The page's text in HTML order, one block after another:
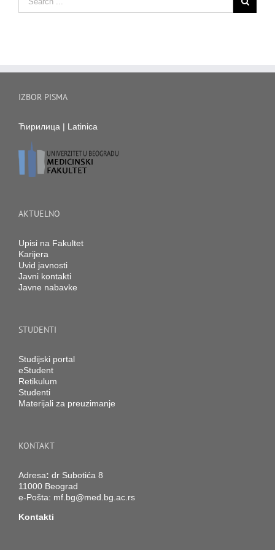
IZBOR PISMA
Ћирилица | Latinica
AKTUELNO
Upisi na Fakultet
Karijera
Uvid javnosti
Javni kontakti
Javne nabavke
STUDENTI
Studijski portal
eStudent
Retikulum
Studenti
Materijali za preuzimanje
KONTAKT
Adresa: dr Subotića 8
11000 Beograd
e-Pošta: mf.bg@med.bg.ac.rs
Kontakti